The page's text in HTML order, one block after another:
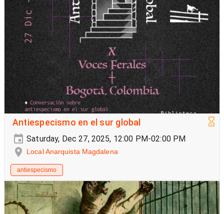
Antiespecismo en el sur global
Saturday, Dec 27, 2025, 12:00 PM-02:00 PM
Local Anarquista Magdalena
antiespecismo